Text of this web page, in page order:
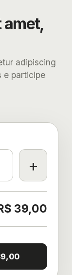
amet,
adipiscing
e participe
+
39,00